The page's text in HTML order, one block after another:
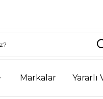
Markalar Yararlı